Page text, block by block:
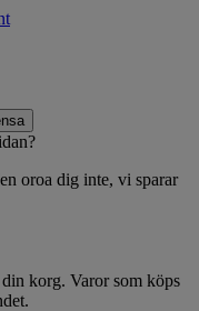
oroa dig inte, vi sparar
korg. Varor som köps